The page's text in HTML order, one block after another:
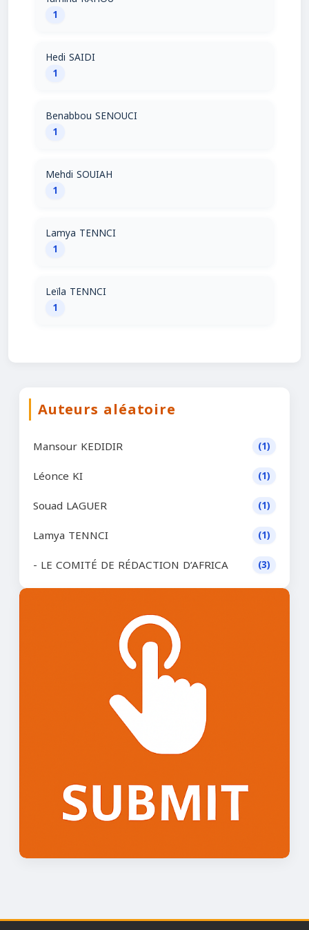
1
Hedi SAIDI
1
Benabbou SENOUCI
1
Mehdi SOUIAH
1
Lamya TENNCI
1
Leïla TENNCI
1
Auteurs aléatoire
Mansour KEDIDIR (1)
Léonce KI (1)
Souad LAGUER (1)
Lamya TENNCI (1)
- LE COMITÉ DE RÉDACTION D’AFRICA (3)